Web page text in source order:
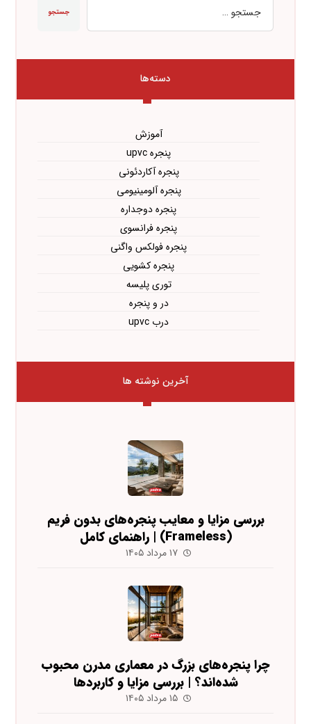
جستجو
دسته‌ها
آموزش
پنجره upvc
پنجره آکاردئونی
پنجره آلومینیومی
پنجره دوجداره
پنجره فرانسوی
پنجره فولکس واگنی
پنجره کشویی
توری پلیسه
در و پنجره
درب upvc
آخرین نوشته ها
بررسی مزایا و معایب پنجره‌های بدون فریم
(Frameless) | راهنمای کامل
۱۷ مرداد ۱۴۰۵
چرا پنجره‌های بزرگ در معماری مدرن محبوب
شده‌اند؟ | بررسی مزایا و کاربردها
۱۵ مرداد ۱۴۰۵